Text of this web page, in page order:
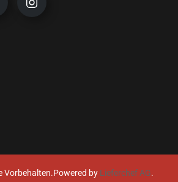
Vorbehalten.Powered by Lieferchef AG.